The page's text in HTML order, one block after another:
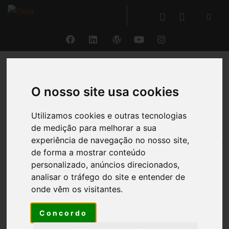
O nosso site usa cookies
Utilizamos cookies e outras tecnologias
de medição para melhorar a sua
experiência de navegação no nosso site,
de forma a mostrar conteúdo
personalizado, anúncios direcionados,
analisar o tráfego do site e entender de
onde vêm os visitantes.
Concordo
Orçamentos
O GERIR®permite acriação, gestão e
monitorização demúltiplos orçamentos
múltiplas perspetivas e objetos(global para a
entidade, compras, vendas, investimentos e projetos,
tanto externos como internos), com possibilidade de
introduzir e acompanhar valores por natureza de
rendimento e gasto, bem como